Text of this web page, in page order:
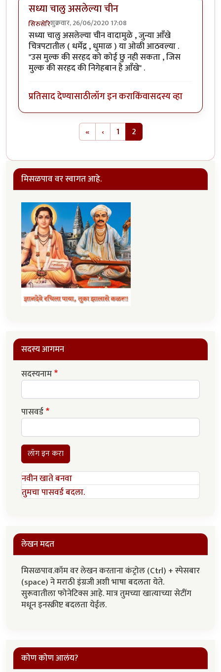
सध्या चालु असलेल्या चीन
सिरुसेरिशुक्रवार, 26/06/2020 17:08
सध्या चालु असलेल्या चीन वादामुळे , जुन्या आँखे
चित्रपटातील ( धर्मेद्र , धुमाळ ) या ओळी आठवल्या .
"उस मुल्क की सरहद को कोई छु नही सकता , जिस
मुल्क की सरहद की निगेहबान है आँखे" .
प्रतिसाद देण्यासाठीलॉग इन कराकिंवासदस्य व्हा
«First page
‹Previous page
1 2
मिसळपाव वर स्वागत आहे.
सदस्य आगमन
सदस्यनाम
पासवर्ड
लॉग इन करा
नवीन खाते बनवा
तुमचा पासवर्ड बदला.
लेखन मदत
मिसळपाव.कॉम वर लेखन करताना कंट्रोल (Ctrl) + स्पेसबार
(space) ने मराठी इंग्रजी अशी भाषा बदलता येते.
सुरूवातीला फोनेटिक्स आहे. मात्र तुमच्या खात्याच्या सेटींग
मधून इनस्क्रीप्ट बदलता येईल.
कोण कोण आलंय?